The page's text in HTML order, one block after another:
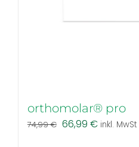
orthomolar® pro
74,99€ Ursprünglicher
66,99 €Aktueller
inkl. MwSt